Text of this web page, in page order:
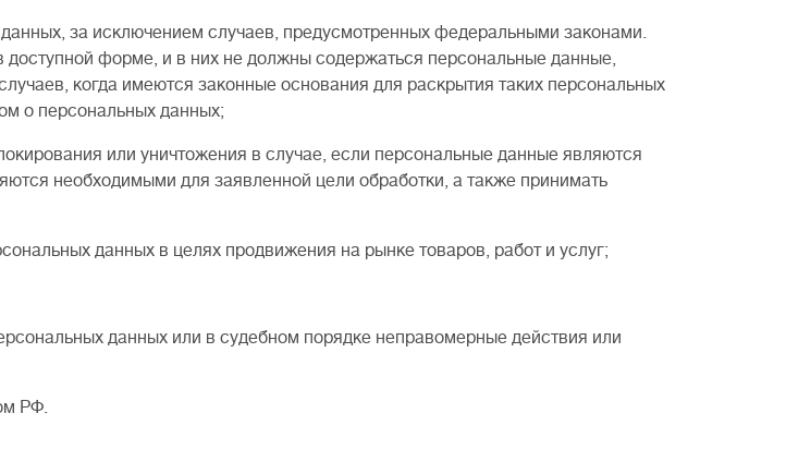
за исключением случаев, предусмотренных федеральными законами.
форме, и в них не должны содержаться персональные данные,
когда имеются законные основания для раскрытия таких персональных
о персональных данных;
или уничтожения в случае, если персональные данные являются
необходимыми для заявленной цели обработки, а также принимать
данных в целях продвижения на рынке товаров, работ и услуг;
данных или в судебном порядке неправомерные действия или
РФ.